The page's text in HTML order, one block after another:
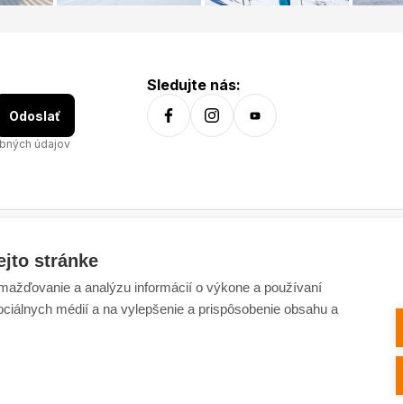
Odoslať
údajov
Sledujte nás:
Všetko o nákupe
Dostupnosť tovaru
Spracovanie osobných údajov
stránke
a analýzu informácií o výkone a používaní
médií a na vylepšenie a prispôsobenie obsahu a